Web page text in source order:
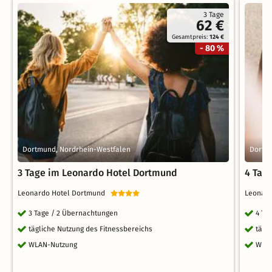
3 Tage
62 €
Gesamtpreis:124 €
- 80 %
Dortmund, Nordrhein-Westfalen
3 Tage im Leonardo Hotel Dortmund
Leonardo Hotel Dortmund
3 Tage / 2 Übernachtungen
tägliche Nutzung des Fitnessbereichs
WLAN-Nutzung
4
4